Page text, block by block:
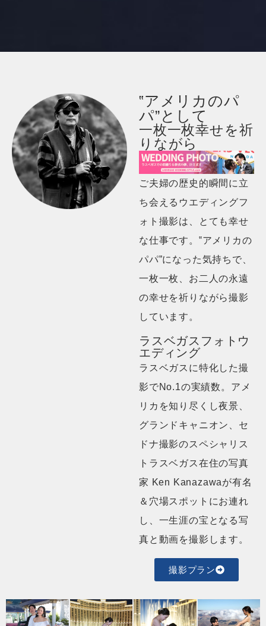
‟アメリカのパ
パ”として
一枚一枚幸せを祈
りながら
ご夫婦の歴史的瞬間に立
ち会えるウエディングフ
ォト撮影は、とても幸せ
な仕事です。‟アメリカの
パパ”になった気持ちで、
一枚一枚、お二人の永遠
の幸せを祈りながら撮影
しています。
ラスベガスフォトウ
エディング
ラスベガスに特化した撮
影でNo.1の実績数。アメ
リカを知り尽くし夜景、
グランドキャニオン、セ
ドナ撮影のスペシャリス
トラスベガス在住の写真
家 Ken Kanazawaが有名
＆穴場スポットにお連れ
し、一生涯の宝となる写
真と動画を撮影します。
撮影プラン